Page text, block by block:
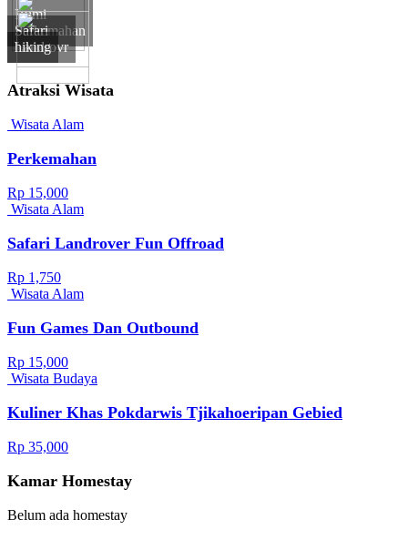
Bumi
Perkemahan
Safari
Landrovr
hiking
Atraksi Wisata
Wisata Alam
Perkemahan
Rp 15,000
Wisata Alam
Safari Landrover Fun Offroad
Rp 1,750
Wisata Alam
Fun Games Dan Outbound
Rp 15,000
Wisata Budaya
Kuliner Khas Pokdarwis Tjikahoeripan Gebied
Rp 35,000
Kamar Homestay
Belum ada homestay